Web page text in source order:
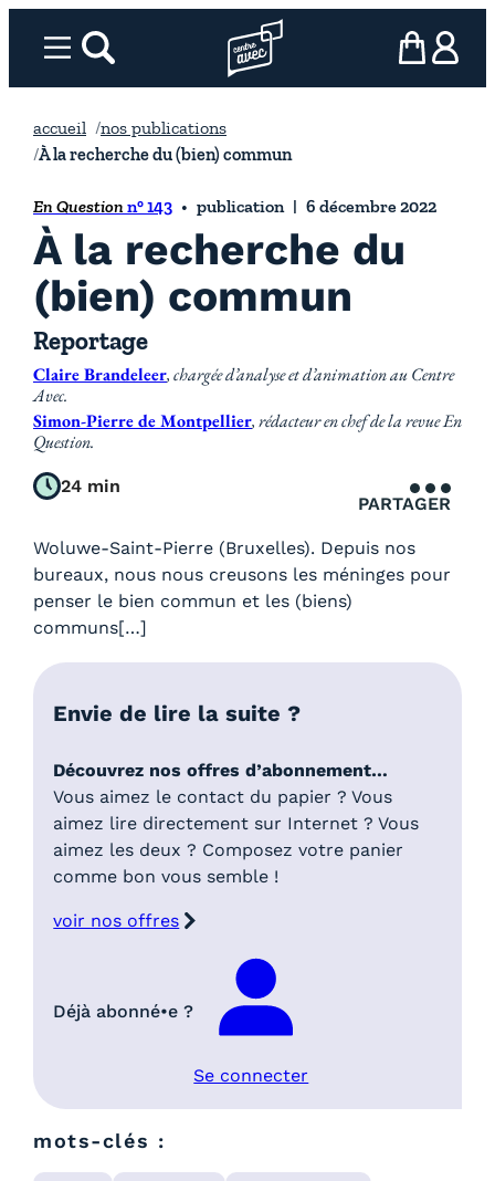
Menurechercher Page d’accueil l’association
mon panier
ma
accueil
nos publications
À la recherche du (bien) commun
En Question n° 143 publication 6 décembre 2022
À la recherche du
(bien) commun
Reportage
Claire Brandeleer, chargée d’analyse et d’animation au Centre
Avec.
Simon-Pierre de Montpellier, rédacteur en chef de la revue En
Question.
24 min
PARTAGER
Woluwe-Saint-Pierre (Bruxelles). Depuis nos
bureaux, nous nous creusons les méninges pour
penser le bien commun et les (biens)
communs[…]
Envie de lire la suite ?
Découvrez nos offres d’abonnement…
Vous aimez le contact du papier ? Vous
aimez lire directement sur Internet ? Vous
aimez les deux ? Composez votre panier
comme bon vous semble !
voir nos offres
Déjà abonné•e ?
Se connecter
mots-clés :